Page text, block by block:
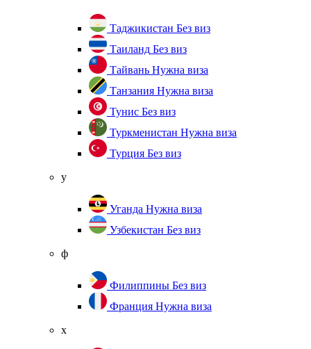
Таджикистан Без виз
Таиланд Без виз
Тайвань Нужна виза
Танзания Нужна виза
Тунис Без виз
Туркменистан Нужна виза
Турция Без виз
у
Уганда Нужна виза
Узбекистан Без виз
ф
Филиппины Без виз
Франция Нужна виза
х